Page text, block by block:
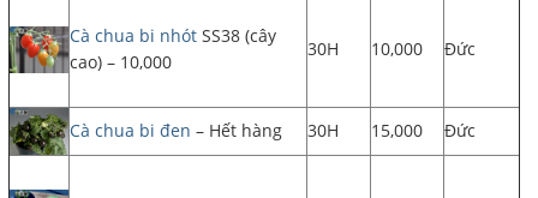
Cà chua bi nhót SS38 (cây
cao) – 10,000
30H 10,000 Đức
Cà chua bi đen – Hết hàng 30H 15,000 Đức